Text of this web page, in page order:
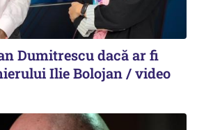
Dumitrescu dacă ar fi
Ilie Bolojan / video